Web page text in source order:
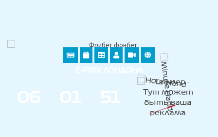
E-PRIX ЛОНДОНА
06 01 51